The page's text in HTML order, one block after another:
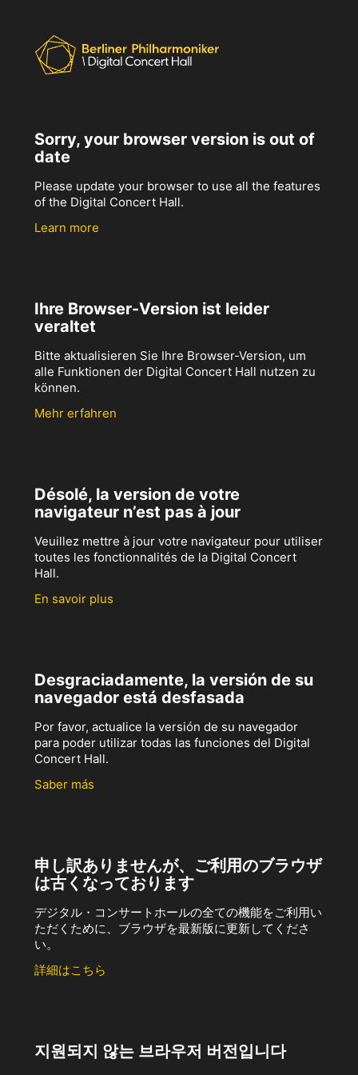
Sorry, your browser version is out of
date
Please update your browser to use all the features
of the Digital Concert Hall.
Learn more
Ihre Browser-Version ist leider
veraltet
Bitte aktualisieren Sie Ihre Browser-Version, um
alle Funktionen der Digital Concert Hall nutzen zu
können.
Mehr erfahren
Désolé, la version de votre
navigateur n’est pas à jour
Veuillez mettre à jour votre navigateur pour utiliser
toutes les fonctionnalités de la Digital Concert
Hall.
En savoir plus
Desgraciadamente, la versión de su
navegador está desfasada
Por favor, actualice la versión de su navegador
para poder utilizar todas las funciones del Digital
Concert Hall.
Saber más
申し訳ありませんが、ご利用のブラウザ
は古くなっております
デジタル・コンサートホールの全ての機能をご利用い
ただくために、ブラウザを最新版に更新してくださ
い。
詳細はこちら
지원되지 않는 브라우저 버전입니다